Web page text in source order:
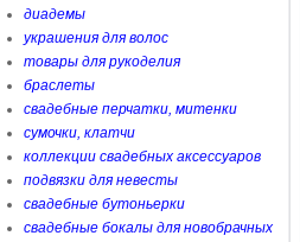
диадемы
украшения для волос
товары для рукоделия
браслеты
свадебные перчатки, митенки
сумочки, клатчи
коллекции свадебных аксессуаров
подвязки для невесты
свадебные бутоньерки
свадебные бокалы для новобрачных